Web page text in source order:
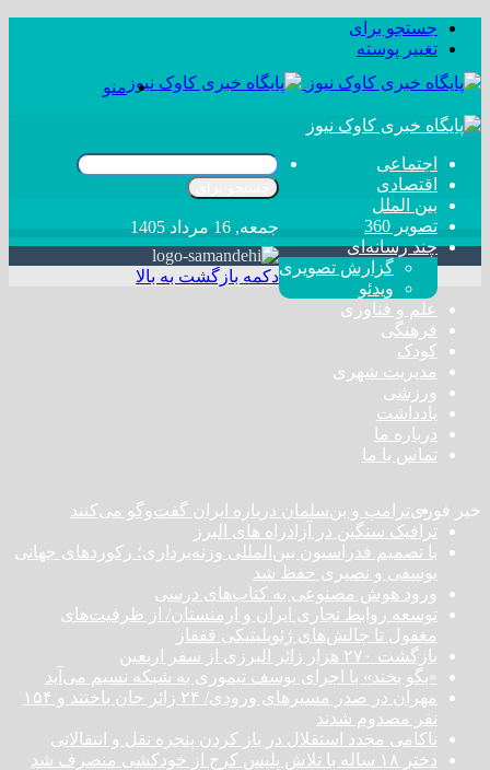
جستجو برای
تغییر پوسته
منو
اجتماعی
اقتصادی
بین الملل
تصویر 360
چند رسانه‌ای
گزارش تصویری
ویدئو
علم و فناوری
فرهنگی
کودک
مدیریت شهری
ورزشی
یادداشت
درباره ما
تماس با ما
جمعه, 16 مرداد 1405
خبر فوریترامپ و بن‌سلمان درباره ایران گفت‌و‌گو می‌کنند
ترافیک سنگین در آزادراه های البرز
با تصمیم فدراسیون بین‌المللی وزنه‌برداری؛ رکورد‌های جهانی
یوسفی و نصیری حفظ شد
ورود هوش مصنوعی به کتاب‌های درسی
توسعه روابط تجاری ایران و ارمنستان/ از ظرفیت‌های
مغفول تا چالش‌های ژئوپلیتیکی قفقاز
بازگشت ۲۷۰ هزار زائر البرزی از سفر اربعین
«بگو بخند» با اجرای یوسف تیموری به شبکه نسیم می‌آید
مهران در صدر مسیر‌های ورودی/ ۲۴ زائر جان باختند و ۱۵۴
نفر مصدوم شدند
ناکامی مجدد استقلال در باز کردن پنجره نقل و انتقالاتی
دختر ‌۱۸‌ ‌ساله‌ با تلاش پلیس کرج از خودکشی منصرف شد
دکمه بازگشت به بالا